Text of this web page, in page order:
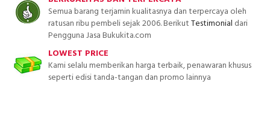
Semua barang terjamin kualitasnya dan terpercaya oleh
ratusan ribu pembeli sejak 2006. BerikutTestimonial dari
Pengguna Jasa Bukukita.com
LOWEST PRICE
Kami selalu memberikan harga terbaik, penawaran khusus
seperti edisi tanda-tangan dan promo lainnya